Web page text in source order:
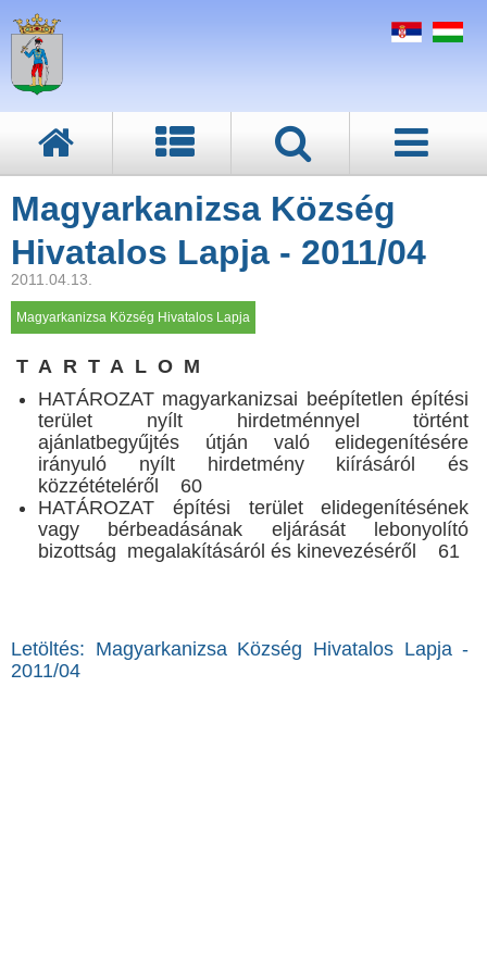
Magyarkanizsa Község
Hivatalos Lapja - 2011/04
2011.04.13.
Magyarkanizsa Község Hivatalos Lapja
T A R T A L O M
HATÁROZAT magyarkanizsai beépítetlen építési
terület nyílt hirdetménnyel történt
ajánlatbegyűjtés útján való elidegenítésére
irányuló nyílt hirdetmény kiírásáról és
közzétételéről 60
HATÁROZAT építési terület elidegenítésének
vagy bérbeadásának eljárását lebonyolító
bizottság megalakításáról és kinevezéséről 61
Letöltés: Magyarkanizsa Község Hivatalos Lapja -
2011/04